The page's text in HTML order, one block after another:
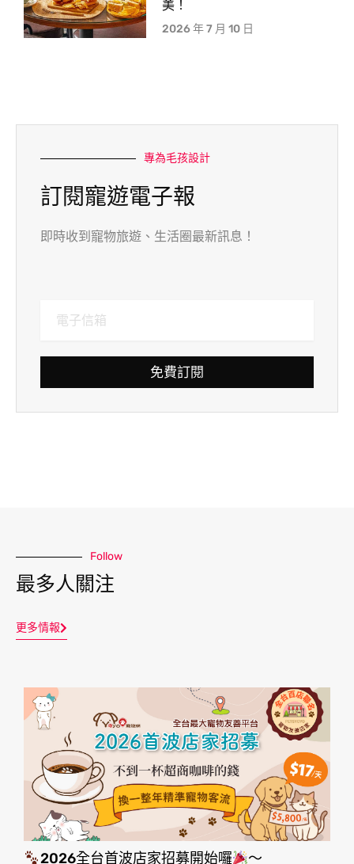
美！
2026 年 7 月 10 日
專為毛孩設計
訂閱寵遊電子報
即時收到寵物旅遊、生活圈最新訊息！
免費訂閱
Follow
最多人關注
更多情報
2026全台首波店家招募開始囉 ～